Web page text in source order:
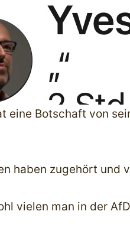
eine Botschaft von
haben zugehört und
vielen man in der